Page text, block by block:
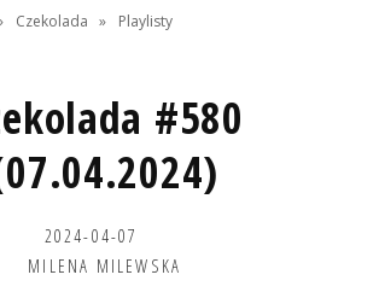
Czekolada » Playlisty
#580
2024-04-07
MILENA MILEWSKA